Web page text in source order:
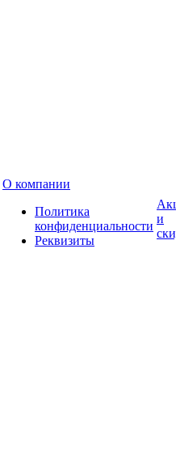
О компании
Политика
конфиденциальности
Реквизиты
и